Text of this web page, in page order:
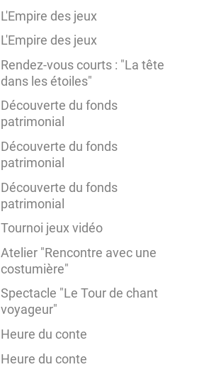
L'Empire des jeux
L'Empire des jeux
Rendez-vous courts : "La tête
dans les étoiles"
Découverte du fonds
patrimonial
Découverte du fonds
patrimonial
Découverte du fonds
patrimonial
Tournoi jeux vidéo
Atelier "Rencontre avec une
costumière"
Spectacle "Le Tour de chant
voyageur"
Heure du conte
Heure du conte